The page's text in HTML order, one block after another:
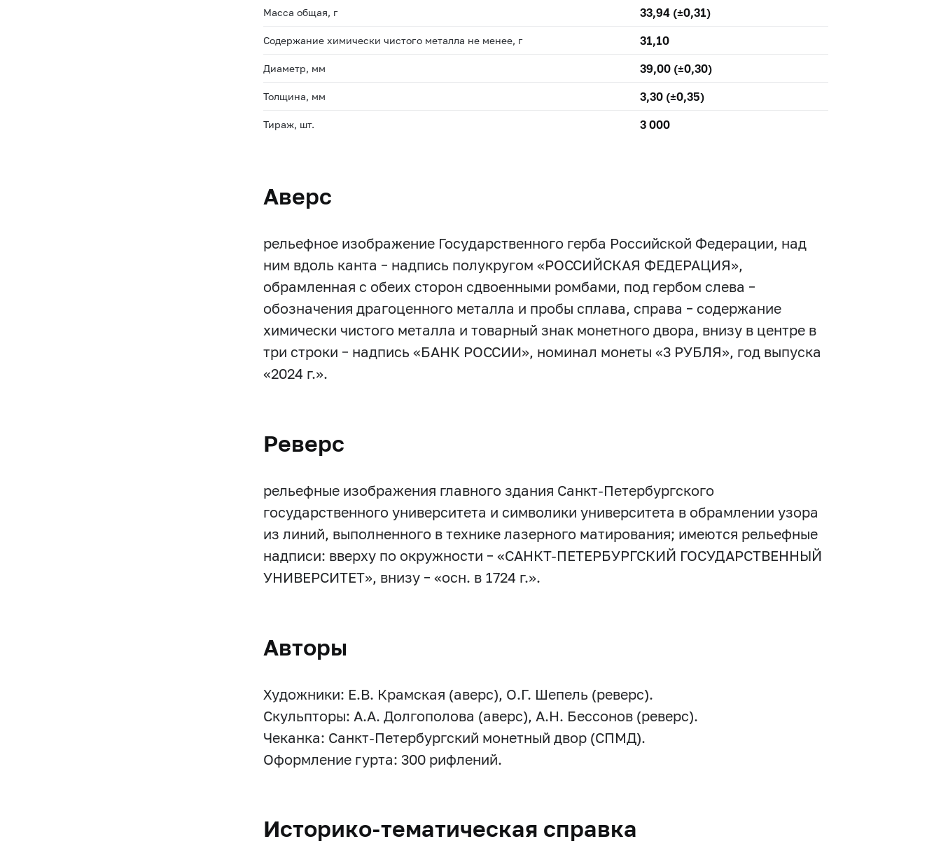
Масса общая, г 33,94 (±0,31)
Содержание химически чистого металла не менее, г 31,10
Диаметр, мм 39,00 (±0,30)
Толщина, мм 3,30 (±0,35)
Тираж, шт. 3 000
Аверс
рельефное изображение Государственного герба Российской Федерации, над
ним вдоль канта – надпись полукругом «РОССИЙСКАЯ ФЕДЕРАЦИЯ»,
обрамленная с обеих сторон сдвоенными ромбами, под гербом слева –
обозначения драгоценного металла и пробы сплава, справа – содержание
химически чистого металла и товарный знак монетного двора, внизу в центре в
три строки – надпись «БАНК РОССИИ», номинал монеты «3 РУБЛЯ», год выпуска
«2024 г.».
Реверс
рельефные изображения главного здания Санкт-Петербургского
государственного университета и символики университета в обрамлении узора
из линий, выполненного в технике лазерного матирования; имеются рельефные
надписи: вверху по окружности – «САНКТ-ПЕТЕРБУРГСКИЙ ГОСУДАРСТВЕННЫЙ
УНИВЕРСИТЕТ», внизу – «осн. в 1724 г.».
Авторы
Художники: Е.В. Крамская (аверс), О.Г. Шепель (реверс).
Скульпторы: А.А. Долгополова (аверс), А.Н. Бессонов (реверс).
Чеканка: Санкт-Петербургский монетный двор (СПМД).
Оформление гурта: 300 рифлений.
Историко-тематическая справка